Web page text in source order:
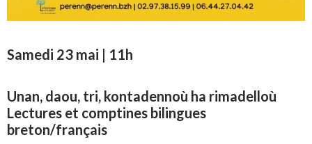
Samedi 23 mai | 11h
Unan, daou, tri, kontadennoù ha rimadelloù
Lectures et comptines bilingues
breton/français